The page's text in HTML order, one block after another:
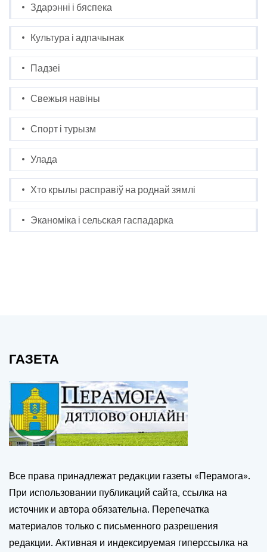
Здарэнні і бяспека
Культура і адпачынак
Падзеі
Свежыя навіны
Спорт і турызм
Улада
Хто крылы расправіў на роднай зямлі
Эканоміка і сельская гаспадарка
ГАЗЕТА
Все права принадлежат редакции газеты «Перамога».
При использовании публикаций сайта, ссылка на
источник и автора обязательна. Перепечатка
материалов только с письменного разрешения
редакции. Активная и индексируемая гиперссылка на